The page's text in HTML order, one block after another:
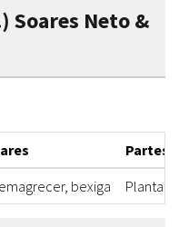
Soares Neto &
Partes
bexiga Planta